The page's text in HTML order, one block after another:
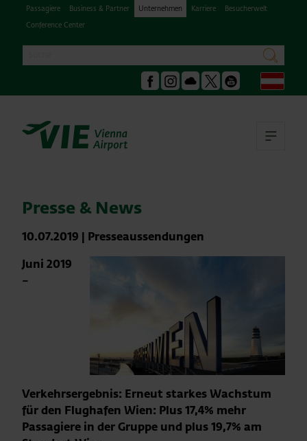
Passagiere Business & Partner Unternehmen Karriere
Besucherwelt
Conference Center
suchen
Facebook
Instagram
Podcast Youtube
Presse & News
10.07.2019 | Presseaussendungen
Juni 2019
–
Verkehrsergebnis: Erneut starkes Wachstum
für den Flughafen Wien: Plus 17,4% mehr
Passagiere in der Gruppe und plus 19,7% am